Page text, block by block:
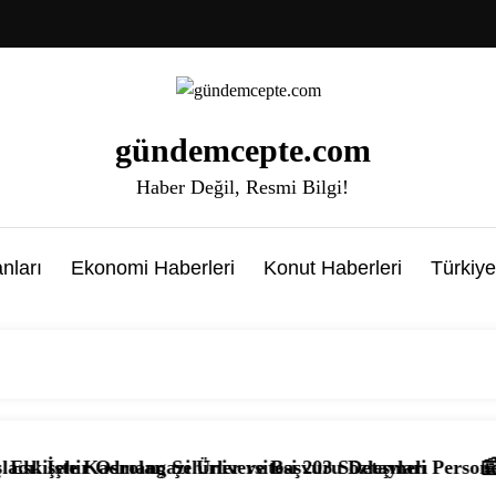
gündemcepte.com
Haber Değil, Resmi Bilgi!
Ekonomi Haberleri Konut Haberleri Türkiye
Şehirler ve Başvuru Detayları
Üniversitesi 203 Sözleşmeli Personel Alımı
📰 KPSS’li ve